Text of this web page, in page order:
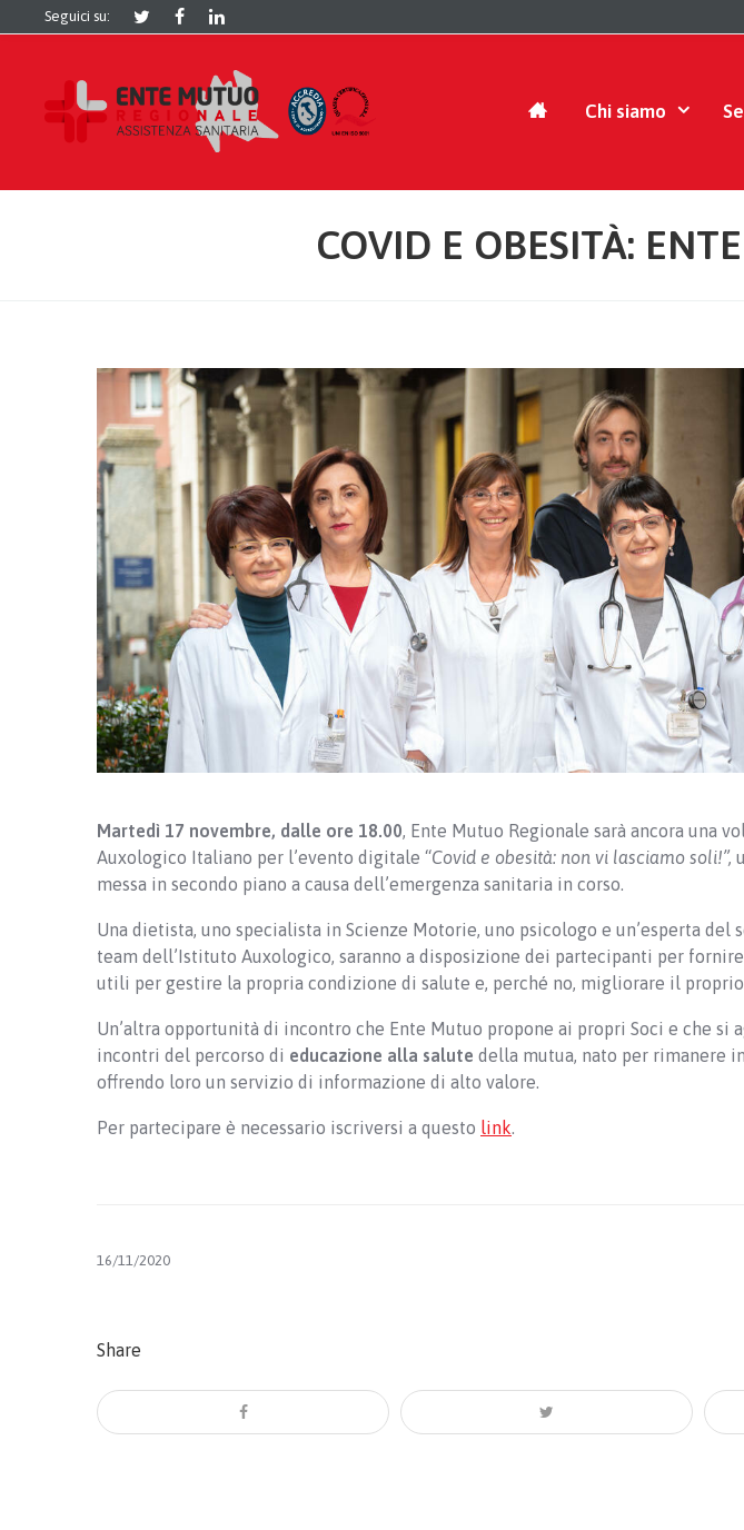
Seguici su:
Chi siamo
COVID E OBESITÀ:
Martedì 17 novembre, dalle ore 18.00, Ente Mutuo Regionale sarà ancora una
Auxologico Italiano per l’evento digitale “Covid e obesità: non vi lasciamo soli!”,
messa in secondo piano a causa dell’emergenza sanitaria in corso.
Una dietista, uno specialista in Scienze Motorie, uno psicologo e un’esperta
team dell’Istituto Auxologico, saranno a disposizione dei partecipanti per
utili per gestire la propria condizione di salute e, perché no, migliorare il
Un’altra opportunità di incontro che Ente Mutuo propone ai propri Soci e che si
incontri del percorso di educazione alla salute della mutua, nato per rimanere
offrendo loro un servizio di informazione di alto valore.
Per partecipare è necessario iscriversi a questo link.
16/11/2020
Share